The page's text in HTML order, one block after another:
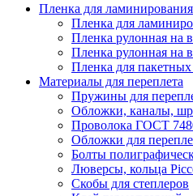
Пленка для ламинирования
Пленка для
Пленка рулонная на
Пленка рулонная на
Пленка для
Материалы для переплета
Пружины для
Обложки, каналы,
Проволока ГОСТ
Обложки для
Болты
Люверсы, кольца
Скобы для степлеров